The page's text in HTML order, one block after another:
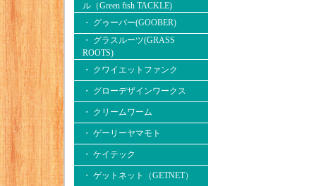
ル（Green fish TACKLE)
・ グゥーバー(GOOBER)
・ グラスルーツ(GRASS
ROOTS)
・ クワイエットファンク
・ グローデザインワークス
・ クリームワーム
・ ゲーリーヤマモト
・ ケイテック
・ ゲットネット（GETNET）